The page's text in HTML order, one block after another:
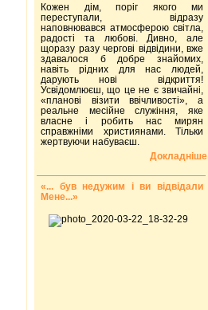
Кожен дім, поріг якого ми
переступали, відразу
наповнювався атмосферою світла,
радості та любові. Дивно, але
щоразу разу чергові відвідини, вже
здавалося б добре знайомих,
навіть рідних для нас людей,
дарують нові відкриття!
Усвідомлюєш, що це не є звичайні,
«планові візити ввічливості», а
реальне месійне служіння, яке
власне і робить нас мирян
справжніми християнами. Тільки
жертвуючи набуваєш.
Докладніше
«... був недужим і ви відвідали
Мене...»